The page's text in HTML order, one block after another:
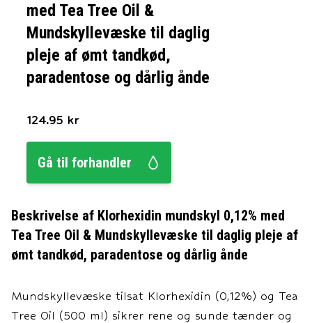
med Tea Tree Oil &
Mundskyllevæske til daglig
pleje af ømt tandkød,
paradentose og dårlig ånde
124.95 kr
Gå til forhandler
Beskrivelse af Klorhexidin mundskyl 0,12% med
Tea Tree Oil & Mundskyllevæske til daglig pleje af
ømt tandkød, paradentose og dårlig ånde
Mundskyllevæske tilsat Klorhexidin (0,12%) og Tea
Tree Oil (500 ml) sikrer rene og sunde tænder og